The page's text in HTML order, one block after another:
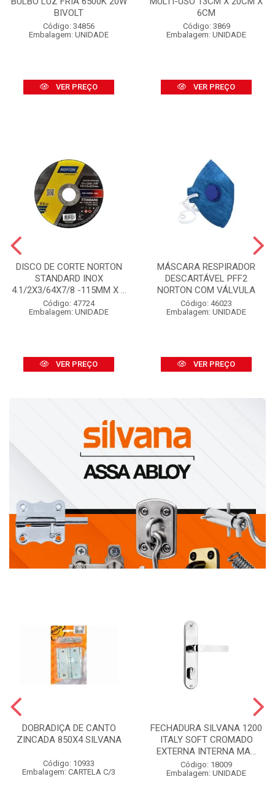
BIVOLT
Código: 34856
Embalagem: UNIDADE
VER PREÇO
6CM
Código: 3869
Embalagem: UNIDADE
VER PREÇO
DISCO DE CORTE NORTON
STANDARD INOX
4.1/2X3/64X7/8 -115MM X ...
Código: 47724
Embalagem: UNIDADE
VER PREÇO
MÁSCARA RESPIRADOR
DESCARTÁVEL PFF2
NORTON COM VÁLVULA
Código: 46023
Embalagem: UNIDADE
VER PREÇO
DOBRADIÇA DE CANTO
ZINCADA 850X4 SILVANA
Código: 10933
Embalagem: CARTELA C/3
FECHADURA SILVANA 1200
ITALY SOFT CROMADO
EXTERNA INTERNA MA...
Código: 18009
Embalagem: UNIDADE